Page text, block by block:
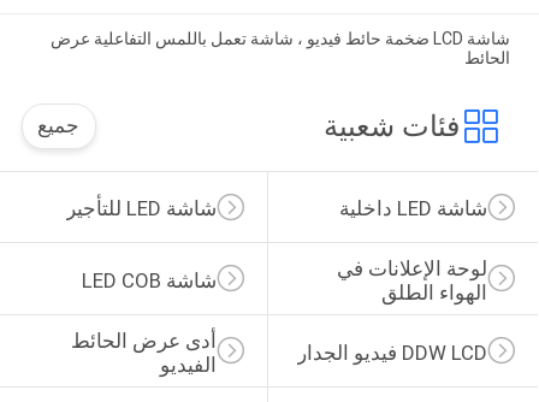
شاشة LCD ضخمة حائط فيديو ، شاشة تعمل باللمس التفاعلية عرض
الحائط
فئات شعبية جميع
شاشة LED للتأجير شاشة LED داخلية
شاشة LED COB
لوحة الإعلانات في
الهواء الطلق
أدى عرض الحائط
الفيديو
DDW LCD فيديو الجدار